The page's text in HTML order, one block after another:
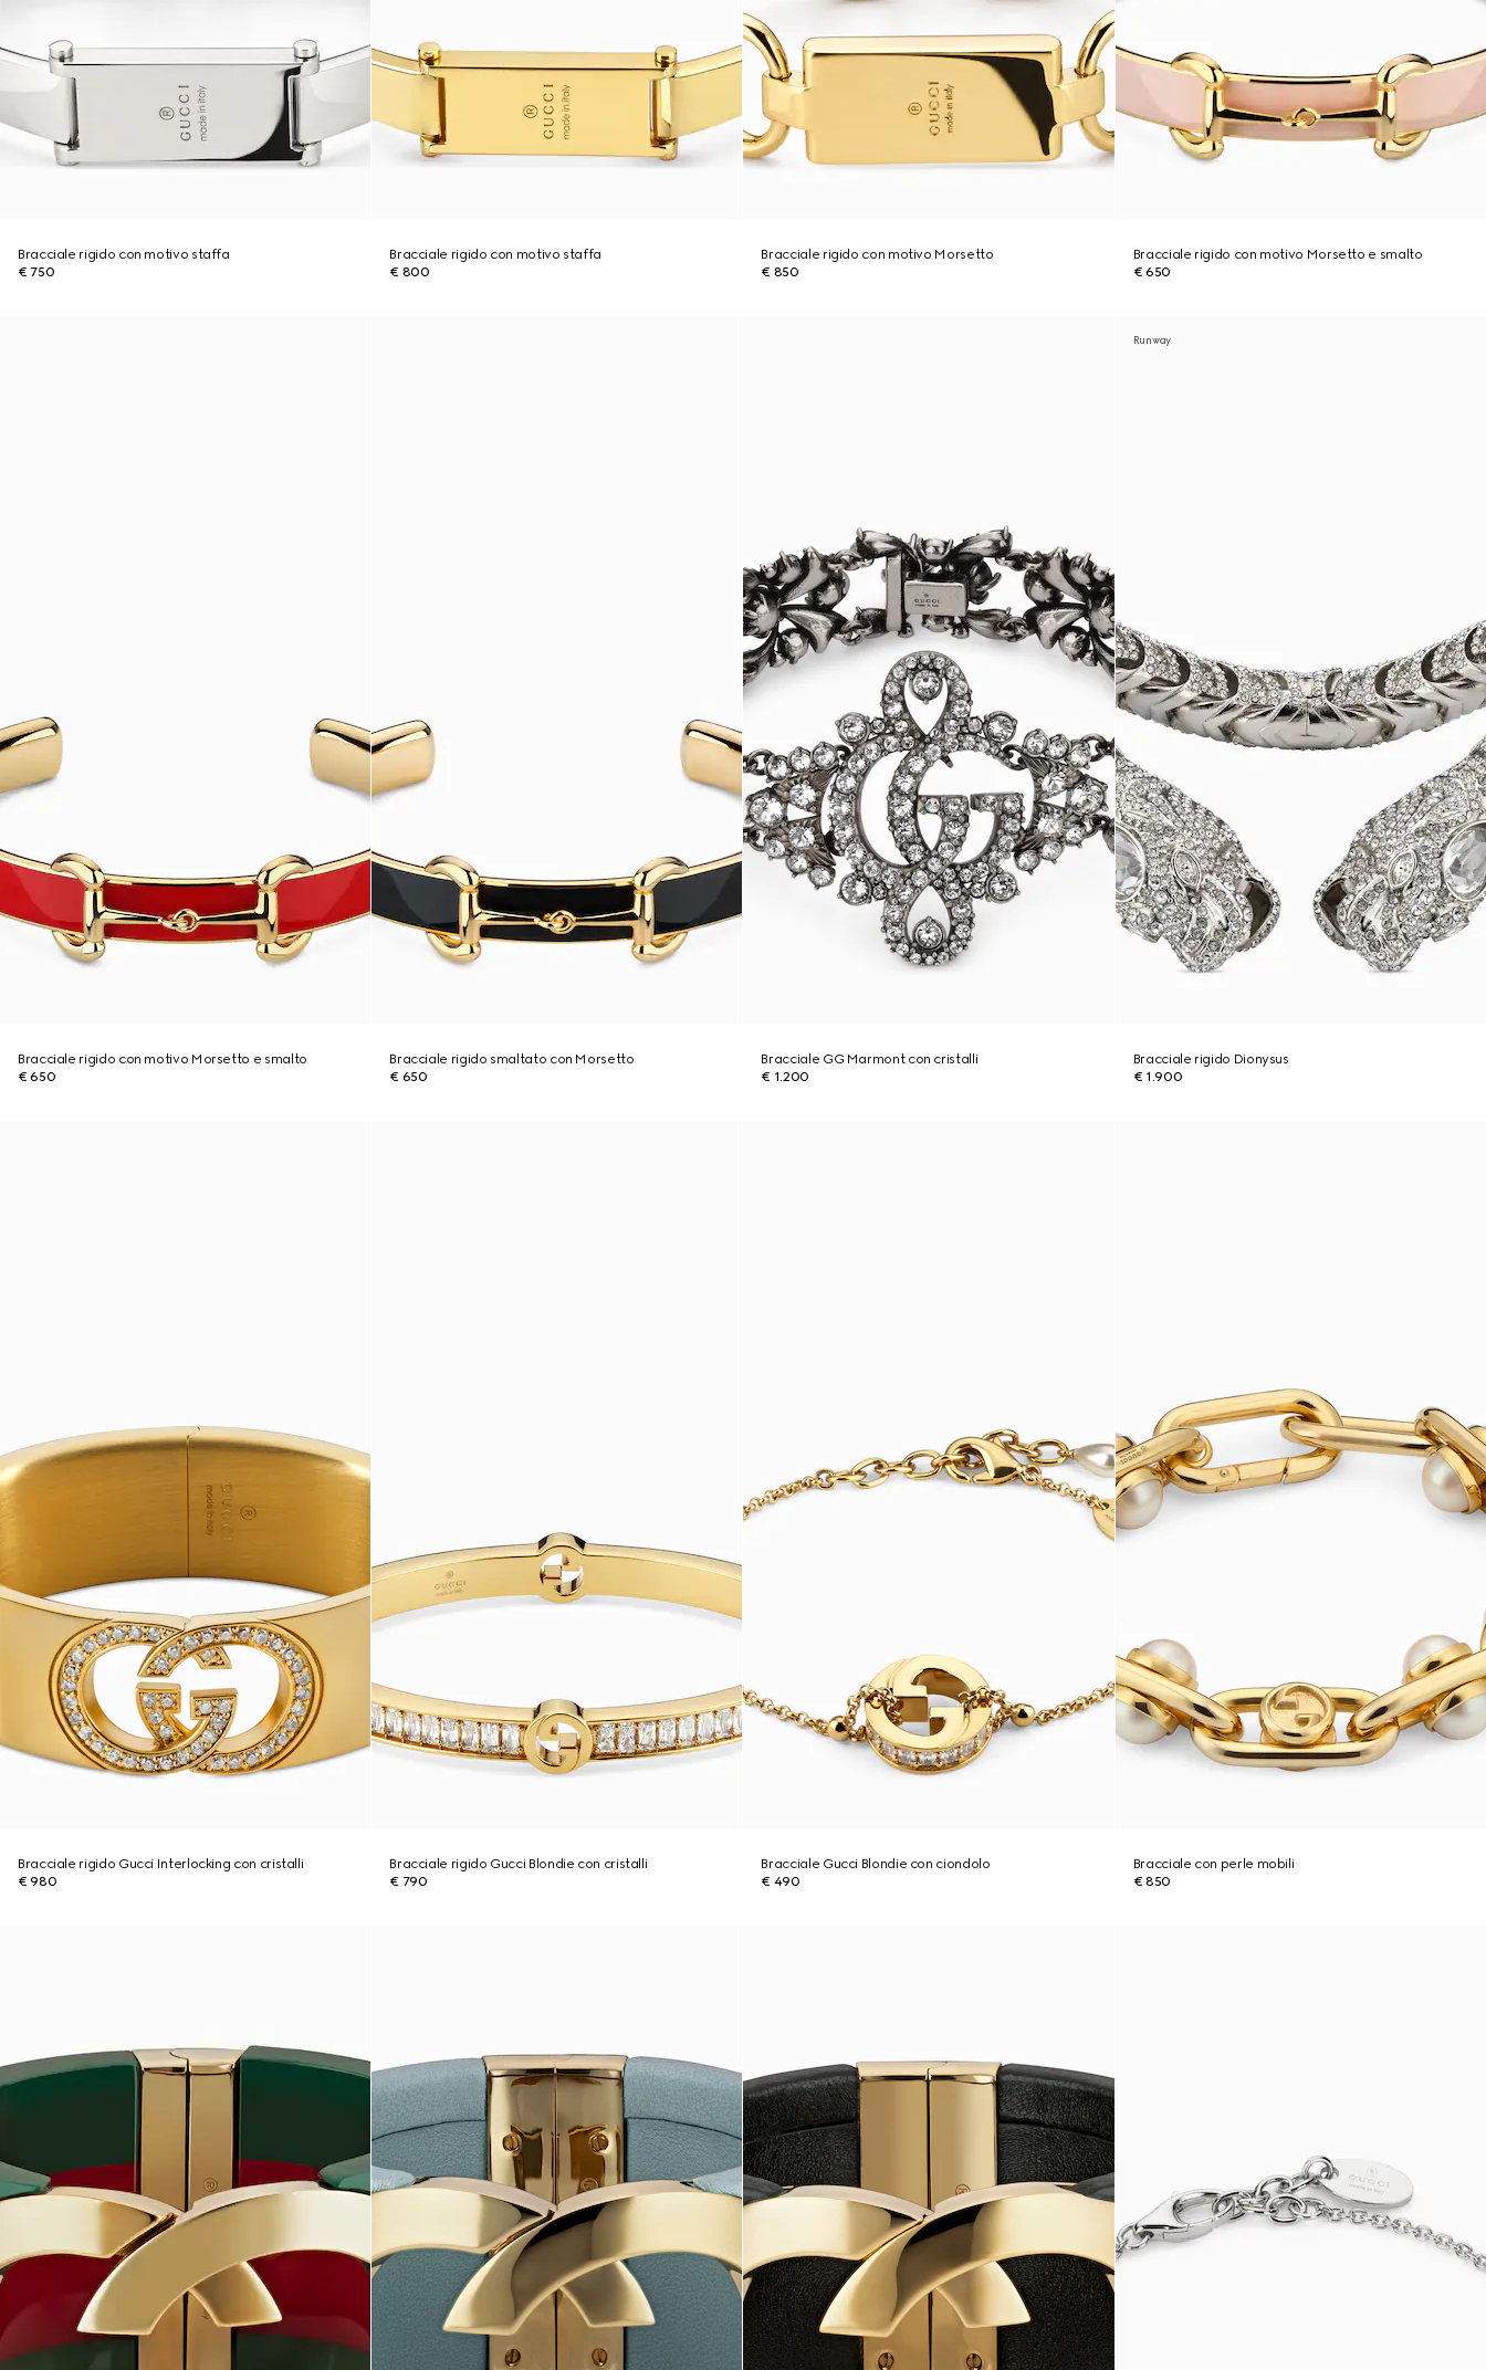
Bracciale rigido con motivo staffa
€ 750
Bracciale rigido con motivo staffa
€ 800
Bracciale rigido con motivo Morsetto
€ 850
Bracciale rigido con motivo Morsetto e smalto
€ 650
Bracciale rigido con motivo Morsetto e smalto
€ 650
Bracciale rigido smaltato con Morsetto
€ 650
Bracciale GG Marmont con cristalli
€ 1.200
Runway
Bracciale rigido Dionysus
€ 1.900
Bracciale rigido Gucci Interlocking con cristalli
€ 980
Bracciale rigido Gucci Blondie con cristalli
€ 790
Bracciale Gucci Blondie con ciondolo
€ 490
Bracciale con perle mobili
€ 850